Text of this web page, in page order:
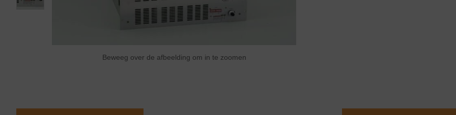
Beweeg over de afbeelding om in te zoomen